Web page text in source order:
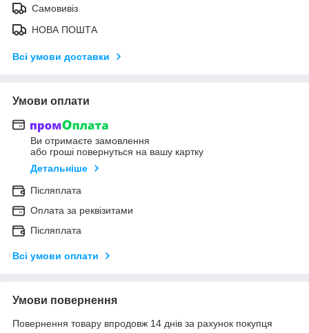
Самовивіз
НОВА ПОШТА
Всі умови доставки
Умови оплати
Ви отримаєте замовлення
або гроші повернуться на вашу картку
Детальніше
Післяплата
Оплата за реквізитами
Післяплата
Всі умови оплати
Умови повернення
Повернення товару впродовж 14 днів за рахунок покупця